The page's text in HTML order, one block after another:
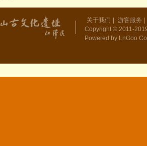
关于我们 游客服务
Copyright © 2011-
Powered by LnGoo